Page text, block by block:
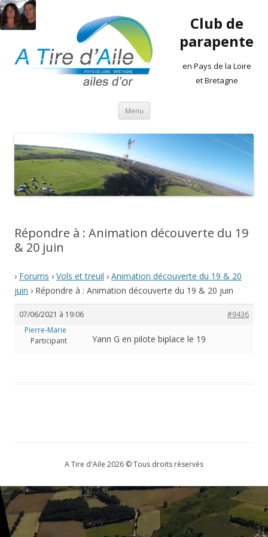
Club de
parapente
en Pays de la Loire
et Bretagne
Menu Aller
contenu
Répondre à : Animation découverte du 19
& 20 juin
› Forums › Vols et treuil › Animation découverte du 19 & 20
juin › Répondre à : Animation découverte du 19 & 20 juin
07/06/2021 à 19:06
#9436
Pierre-Marie
Participant
Yann G en pilote biplace le 19
A Tire d'Aile 2026 © Tous droits réservés